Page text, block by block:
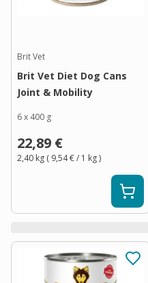
Brit Vet
Brit Vet Diet Dog Cans
Joint & Mobility
6 x 400 g
22,89 €
2,40 kg ( 9,54 €/ 1 kg)